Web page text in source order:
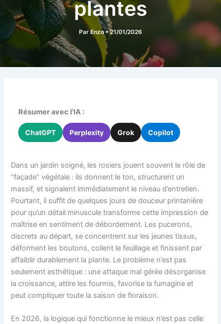
plantes
ParEnzo•21/01/2026
Résumer avec l'IA :
ChatGPT Perplexity Grok Copilot
Dans un jardin soigné, les rosiers jouent souvent le rôle de
“façade” végétale : ils donnent le ton, structurent un
massif, et signalent immédiatement le niveau d’entretien.
Pourtant, il suffit de quelques jours de douceur printanière
pour qu’un détail minuscule transforme cette impression de
maîtrise en sentiment de débordement. Les pucerons,
discrets au départ, se concentrent sur les jeunes tissus,
déforment les boutons, collent le feuillage et finissent par
affaiblir durablement la plante. Le problème n’est pas
seulement esthétique : une attaque mal gérée désorganise
la croissance, attire les fourmis, favorise la fumagine et
peut compliquer toute la saison de floraison.
En 2026, la logique qui fonctionne le mieux n’est pas celle